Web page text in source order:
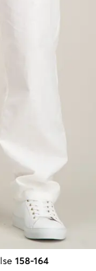
158-164